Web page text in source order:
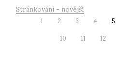
Stránkování - novější
1 2 3 4 5
10 11 12